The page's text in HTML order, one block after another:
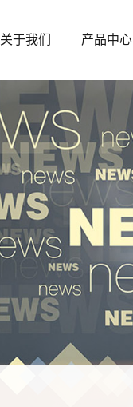
关于我们 产品中心